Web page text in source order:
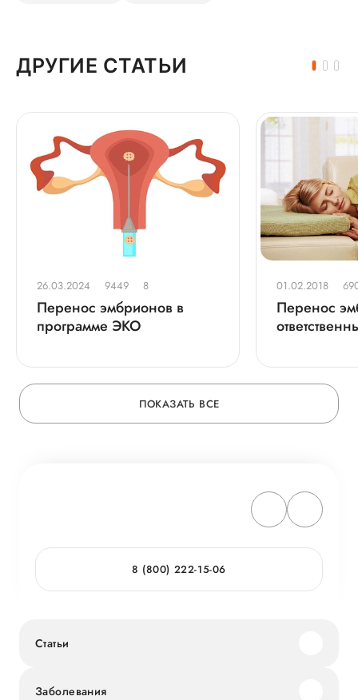
ДРУГИЕ СТАТЬИ
26.03.2024 9449 8
Перенос эмбрионов в
программе ЭКО
01.02.2018
Перенос
ПОКАЗАТЬ ВСЕ
8 (800) 222-15-06
Статьи
Заболевания